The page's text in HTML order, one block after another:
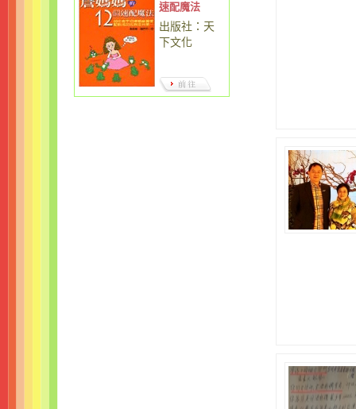
速配魔法
出版社：天
下文化